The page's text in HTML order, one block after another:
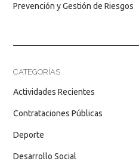
Prevención y Gestión de Riesgos
CATEGORÍAS
Actividades Recientes
Contrataciones Públicas
Deporte
Desarrollo Social